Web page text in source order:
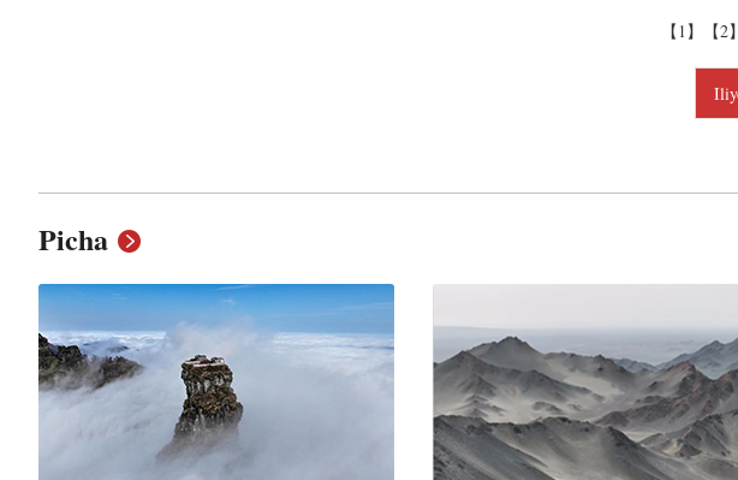
【1】 【2】
Picha